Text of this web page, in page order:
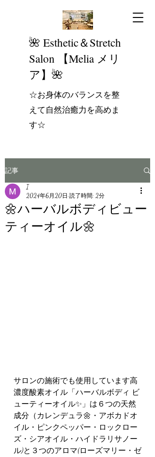
​🌺 Esthetic＆Stretch
Salon 【Melia メリ
ア】🌺
☆お身体のバランスを整
えて自然治癒力を高めま
す☆
記事
🌼ハーバルボディビュー
ティーオイル🌼
I
2024年6月20日 読了時間: 2分
サロンの施術でも使用しています高
濃度酸素オイル「ハーバルボディ ビ
ューティーオイル✨」は６つの天然
成分（カレンデュラ🌼・アボカドオ
イル・ピンクペッパー・ロックロー
ズ・シアオイル・ハイドラリサノー
ル)と３つのアロマ(ローズマリー・ゼ